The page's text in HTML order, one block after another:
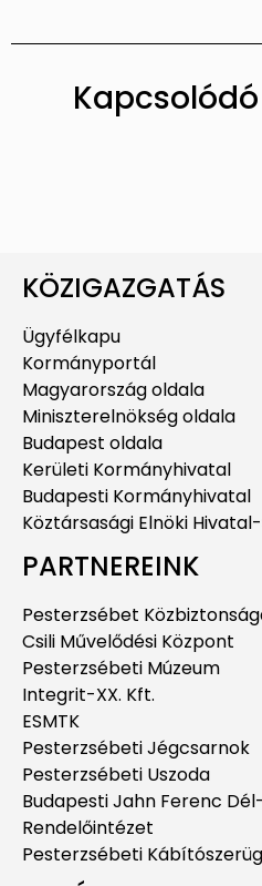
KÖZIGAZGATÁS
Ügyfélkapu
Kormányportál
Magyarország oldala
Miniszterelnökség oldala
Budapest oldala
Kerületi Kormányhivatal
Budapesti Kormányhivatal
Köztársasági Elnöki
PARTNEREINK
Pesterzsébet
Csili Művelődési Központ
Pesterzsébeti Múzeum
Integrit-XX. Kft.
ESMTK
Pesterzsébeti Jégcsarnok
Pesterzsébeti Uszoda
Budapesti Jahn Ferenc
Rendelőintézet
Pesterzsébeti